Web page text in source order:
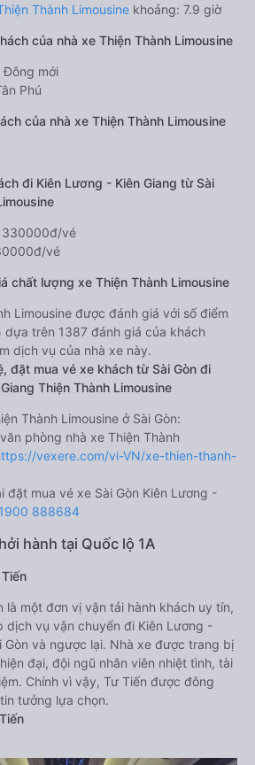
Thành Limousine khoảng: 7.9 giờ
của nhà xe Thiện Thành Limousine
Đông mới
Phú
của nhà xe Thiện Thành Limousine
đi Kiên Lương - Kiên Giang từ Sài
330000đ/vé
vé
chất lượng xe Thiện Thành Limousine
Limousine được đánh giá với số điểm
trên 1387 đánh giá của khách
dịch vụ của nhà xe này.
đặt mua vé xe khách từ Sài Gòn đi
Thiện Thành Limousine
Thành Limousine ở Sài Gòn:
phòng nhà xe Thiện Thành
vexere.com/vi-VN/xe-thien-thanh-
đặt mua vé xe Sài Gòn Kiên Lương -
1900 888684
hành tại Quốc lộ 1A
là một đơn vị vận tải hành khách uy tín,
dịch vụ vận chuyển đi Kiên Lương -
Gòn và ngược lại. Nhà xe được trang bị
đại, đội ngũ nhân viên nhiệt tình, tài
Chính vì vậy, Tư Tiến được đông
tưởng lựa chọn.